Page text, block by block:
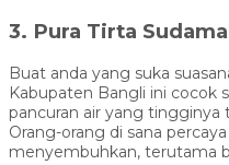
3. Pura Tirta
Buat anda yang suka
Kabupaten Bangli ini cocok
pancuran air yang tingginya
Orang-orang di sana
menyembuhkan, terutama